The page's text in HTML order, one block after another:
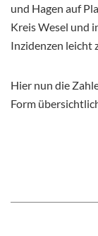
und Hagen auf
Kreis Wesel und
Inzidenzen leicht
Hier nun die
Form